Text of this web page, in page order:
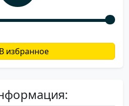
В избранное